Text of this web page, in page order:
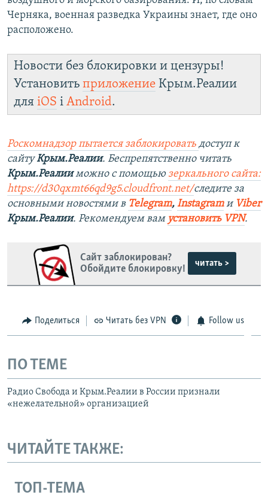
Черняка, военная разведка Украины знает, где оно
расположено.
Новости без блокировки и цензуры!
Установить приложение Крым.Реалии
для iOS і Android.
Роскомнадзор пытается заблокировать доступ к
сайтуКрым.Реалии. Беспрепятственно читать
Крым.Реалииможно с помощью зеркального сайта:
https://d30qxmt66qd9g5.cloudfront.net/следите за
основными новостями в Telegram, Instagramи Viber
Крым.Реалии. Рекомендуем вам установить VPN.
Сайт заблокирован?
Обойдите блокировку!
читать >
Поделиться Читать без VPN Follow us
ПО ТЕМЕ
Радио Свобода и Крым.Реалии в России признали
«нежелательной» организацией
ЧИТАЙТЕ ТАКЖЕ:
ТОП-ТЕМА